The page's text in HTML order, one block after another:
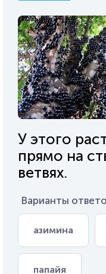
У этого
прямо на
ветвях.
Варианты
азимина
папайя